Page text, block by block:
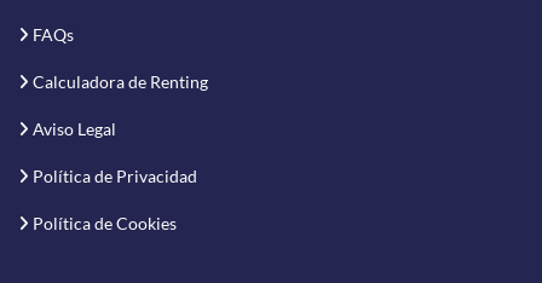
FAQs
Calculadora de Renting
Aviso Legal
Política de Privacidad
Política de Cookies